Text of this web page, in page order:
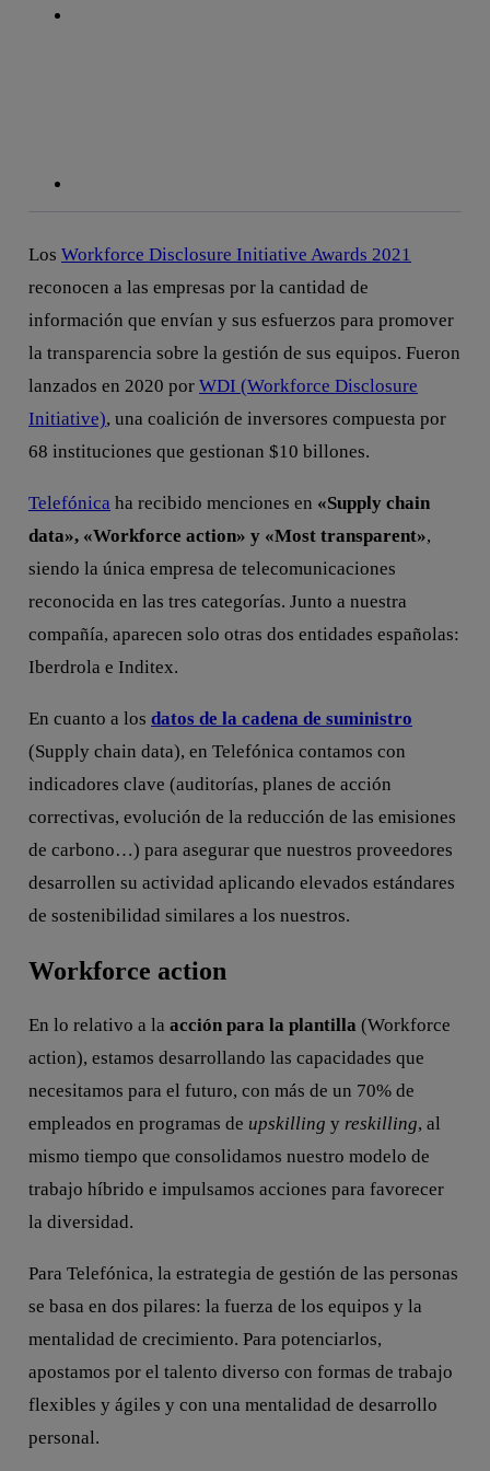
Los Workforce Disclosure Initiative Awards 2021
reconocen a las empresas por la cantidad de
información que envían y sus esfuerzos para promover
la transparencia sobre la gestión de sus equipos. Fueron
lanzados en 2020 por WDI (Workforce Disclosure
Initiative), una coalición de inversores compuesta por
68 instituciones que gestionan $10 billones.
Telefónica ha recibido menciones en «Supply chain
data», «Workforce action» y «Most transparent»,
siendo la única empresa de telecomunicaciones
reconocida en las tres categorías. Junto a nuestra
compañía, aparecen solo otras dos entidades españolas:
Iberdrola e Inditex.
En cuanto a los datos de la cadena de suministro
(Supply chain data), en Telefónica contamos con
indicadores clave (auditorías, planes de acción
correctivas, evolución de la reducción de las emisiones
de carbono…) para asegurar que nuestros proveedores
desarrollen su actividad aplicando elevados estándares
de sostenibilidad similares a los nuestros.
Workforce action
En lo relativo a la acción para la plantilla (Workforce
action), estamos desarrollando las capacidades que
necesitamos para el futuro, con más de un 70% de
empleados en programas de upskilling y reskilling, al
mismo tiempo que consolidamos nuestro modelo de
trabajo híbrido e impulsamos acciones para favorecer
la diversidad.
Para Telefónica, la estrategia de gestión de las personas
se basa en dos pilares: la fuerza de los equipos y la
mentalidad de crecimiento. Para potenciarlos,
apostamos por el talento diverso con formas de trabajo
flexibles y ágiles y con una mentalidad de desarrollo
personal.